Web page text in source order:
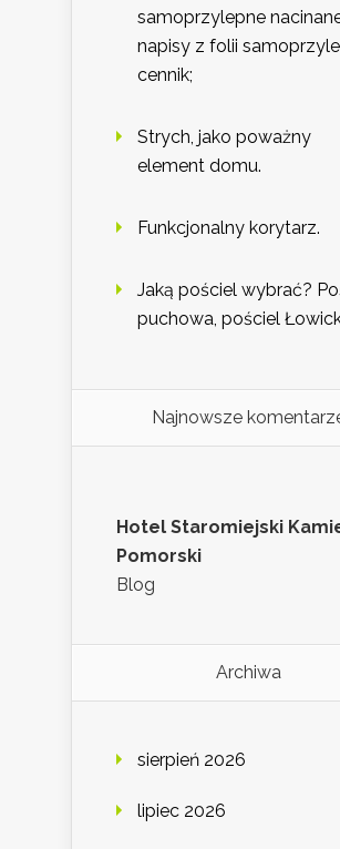
samoprzylepne
napisy z folii
cennik;
Strych, jako poważny
element domu.
Funkcjonalny korytarz.
Jaką pościel wybrać?
puchowa, pościel
Najnowsze
Hotel Staromiejski
Pomorski
Blog
Archiwa
sierpień 2026
lipiec 2026